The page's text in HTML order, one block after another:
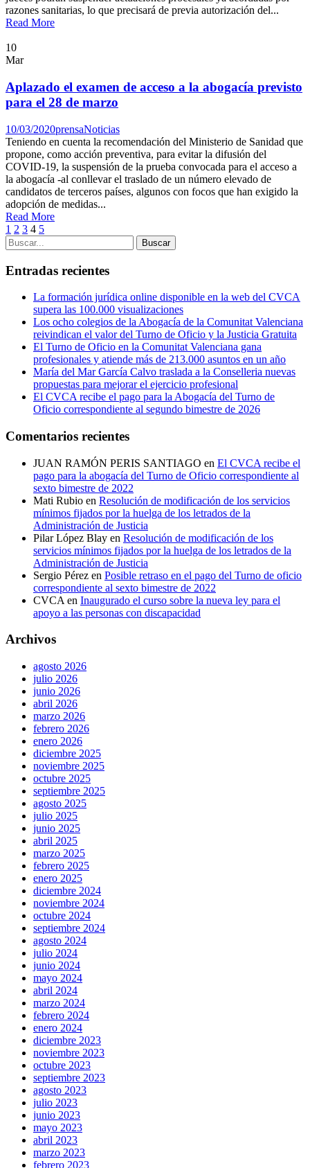
razones sanitarias, lo que precisará de previa autorización del...
Read More
10
Mar
Aplazado el examen de acceso a la abogacía previsto
para el 28 de marzo
10/03/2020prensaNoticias
Teniendo en cuenta la recomendación del Ministerio de Sanidad que
propone, como acción preventiva, para evitar la difusión del
COVID-19, la suspensión de la prueba convocada para el acceso a
la abogacía -al conllevar el traslado de un número elevado de
candidatos de terceros países, algunos con focos que han exigido la
adopción de medidas...
Read More
1 2 3 4 5
Entradas recientes
La formación jurídica online disponible en la web del CVCA
supera las 100.000 visualizaciones
Los ocho colegios de la Abogacía de la Comunitat Valenciana
reivindican el valor del Turno de Oficio y la Justicia Gratuita
El Turno de Oficio en la Comunitat Valenciana gana
profesionales y atiende más de 213.000 asuntos en un año
María del Mar García Calvo traslada a la Conselleria nuevas
propuestas para mejorar el ejercicio profesional
El CVCA recibe el pago para la Abogacía del Turno de
Oficio correspondiente al segundo bimestre de 2026
Comentarios recientes
JUAN RAMÓN PERIS SANTIAGO en El CVCA recibe el
pago para la abogacía del Turno de Oficio correspondiente al
sexto bimestre de 2022
Mati Rubio en Resolución de modificación de los servicios
mínimos fijados por la huelga de los letrados de la
Administración de Justicia
Pilar López Blay en Resolución de modificación de los
servicios mínimos fijados por la huelga de los letrados de la
Administración de Justicia
Sergio Pérez en Posible retraso en el pago del Turno de oficio
correspondiente al sexto bimestre de 2022
CVCA en Inaugurado el curso sobre la nueva ley para el
apoyo a las personas con discapacidad
Archivos
agosto 2026
julio 2026
junio 2026
abril 2026
marzo 2026
febrero 2026
enero 2026
diciembre 2025
noviembre 2025
octubre 2025
septiembre 2025
agosto 2025
julio 2025
junio 2025
abril 2025
marzo 2025
febrero 2025
enero 2025
diciembre 2024
noviembre 2024
octubre 2024
septiembre 2024
agosto 2024
julio 2024
junio 2024
mayo 2024
abril 2024
marzo 2024
febrero 2024
enero 2024
diciembre 2023
noviembre 2023
octubre 2023
septiembre 2023
agosto 2023
julio 2023
junio 2023
mayo 2023
abril 2023
marzo 2023
febrero 2023